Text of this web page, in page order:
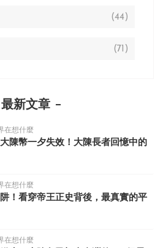
(44)
(71)
最新文章
在想什麼
陳幣一夕失效！大陳長者回憶中的
在想什麼
！看穿帝王正史背後，最真實的平
在想什麼